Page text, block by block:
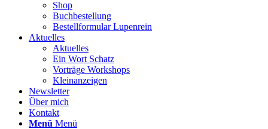
Shop
Buchbestellung
Bestellformular Lupenrein
Aktuelles
Aktuelles
Ein Wort Schatz
Vorträge Workshops
Kleinanzeigen
Newsletter
Über mich
Kontakt
Menü Menü